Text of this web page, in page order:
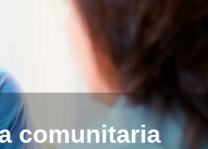
comunitaria